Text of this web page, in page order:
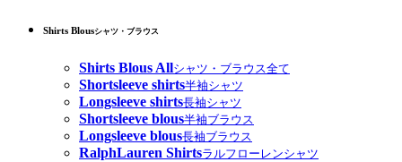
Shirts Blousシャツ・ブラウス
Shirts Blous Allシャツ・ブラウス全て
Shortsleeve shirts半袖シャツ
Longsleeve shirts長袖シャツ
Shortsleeve blous半袖ブラウス
Longsleeve blous長袖ブラウス
RalphLauren Shirtsラルフローレンシャツ